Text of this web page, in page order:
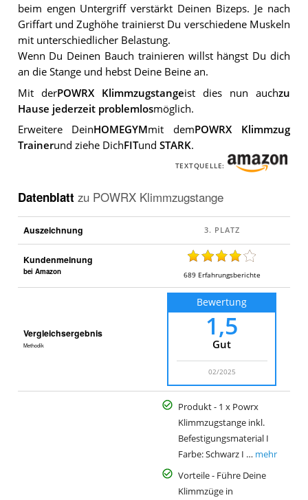
beim engen Untergriff verstärkt Deinen Bizeps. Je nach
Griffart und Zughöhe trainierst Du verschiedene Muskeln
mit unterschiedlicher Belastung.
Wenn Du Deinen Bauch trainieren willst hängst Du dich
an die Stange und hebst Deine Beine an.
Mit derPOWRX Klimmzugstangeist dies nun auchzu
Hause jederzeit problemlosmöglich.
Erweitere DeinHOMEGYMmit demPOWRX Klimmzug
Trainerund ziehe DichFITund STARK.
TEXTQUELLE:
Datenblatt zu POWRX Klimmzugstange
Auszeichnung
Kundenmeinung
bei Amazon 689 Erfahrungsberichte
Vergleichsergebnis
Methodik
Bewertung
1,5
Gut
02/2025
Produkt - 1 x Powrx
Klimmzugstange inkl.
Befestigungsmaterial I
Farbe: Schwarz I … mehr
Vorteile - Führe Deine
Klimmzüge in